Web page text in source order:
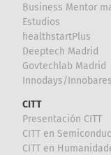
Business Mentor
Estudios
healthstartPlus
Deeptech Madrid
Govtechlab Madrid
Innodays/Innobares
CITT
Presentación CITT
CITT en
CITT en